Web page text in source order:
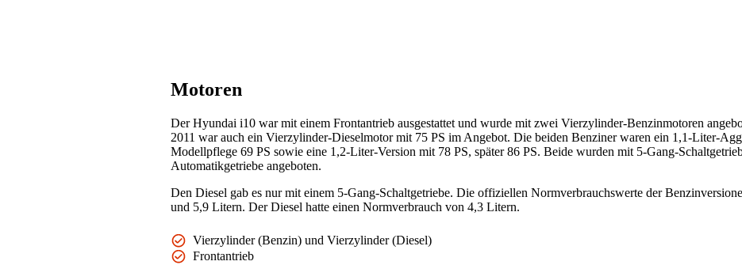
Motoren
Der Hyundai i10 war mit einem Frontantrieb ausgestattet und wurde mit zwei Vierzylinder-Benzinmotoren
2011 war auch ein Vierzylinder-Dieselmotor mit 75 PS im Angebot. Die beiden Benziner waren ein 1,1-Liter-
Modellpflege 69 PS sowie eine 1,2-Liter-Version mit 78 PS, später 86 PS. Beide wurden mit 5-Gang-
Automatikgetriebe angeboten.
Den Diesel gab es nur mit einem 5-Gang-Schaltgetriebe. Die offiziellen Normverbrauchswerte der
und 5,9 Litern. Der Diesel hatte einen Normverbrauch von 4,3 Litern.
Vierzylinder (Benzin) und Vierzylinder (Diesel)
Frontantrieb